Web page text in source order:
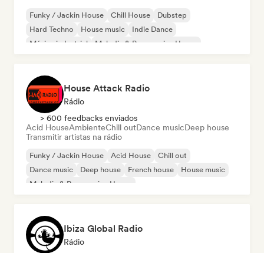
Funky / Jackin House Chill House
Dubstep
Hard Techno
House music
Indie Dance
Música industrial
Melodic & Progressive House
House Attack Radio
Rádio
> 600 feedbacks enviados
Acid HouseAmbienteChill outDance musicDeep house
Transmitir artistas na rádio
Funky / Jackin House Acid House
Chill out
Dance music
Deep house French house
House music
Melodic & Progressive House
Ibiza Global Radio
Rádio